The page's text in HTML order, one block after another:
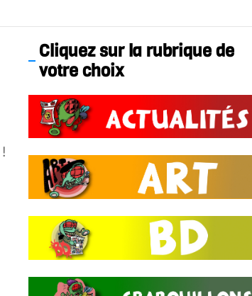
Cliquez sur la rubrique de
votre choix